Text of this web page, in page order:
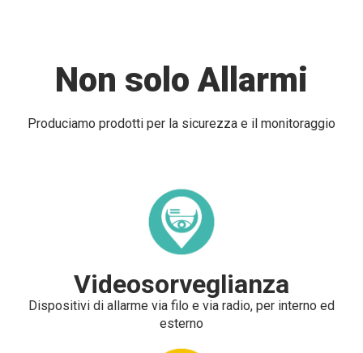
Non solo Allarmi
Produciamo prodotti per la sicurezza e il monitoraggio
Videosorveglianza
Dispositivi di allarme via filo e via radio, per interno ed
esterno